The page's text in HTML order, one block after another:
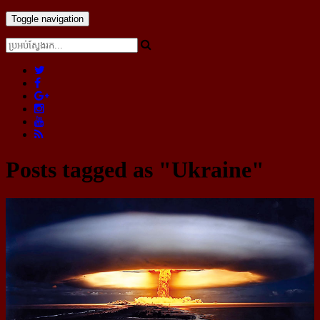
Toggle navigation
Posts tagged as "Ukraine"